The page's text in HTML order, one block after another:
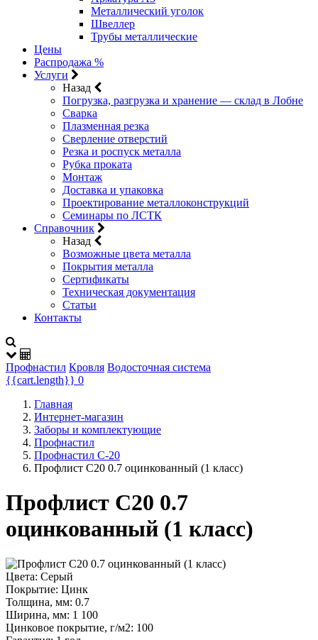
Металлический уголок
Швеллер
Трубы металлические
Цены
Распродажа %
Услуги
Назад
Погрузка, разгрузка и хранение — склад в Лобне
Сварка
Плазменная резка
Сверление отверстий
Резка и роспуск металла
Рубка проката
Монтаж
Доставка и упаковка
Проектирование металлоконструкций
Семинары по ЛСТК
Справочник
Назад
Возможные цвета металла
Покрытия металла
Сертификаты
Техническая документация
Статьи
Контакты
Профнастил Кровля Водосточная система
{{cart.length}} 0
Главная
Интернет-магазин
Заборы и комплектующие
Профнастил
Профнастил С-20
Профлист С20 0.7 оцинкованный (1 класс)
Профлист С20 0.7
оцинкованный (1 класс)
Цвета: Серый
Покрытие: Цинк
Толщина, мм: 0.7
Ширина, мм: 1 100
Цинковое покрытие, г/м2: 100